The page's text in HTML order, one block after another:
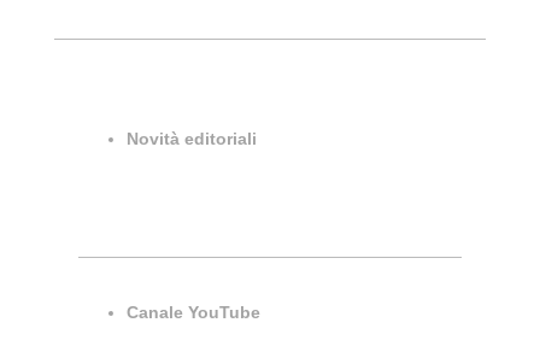
Novità editoriali
Canale YouTube